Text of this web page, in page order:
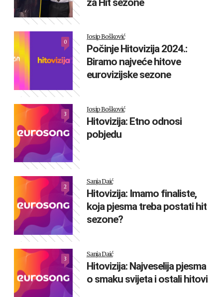
0
Josip Bošković
Počinje Hitovizija 2024.:
Biramo najveće hitove
eurovizijske sezone
3
Josip Bošković
Hitovizija: Etno odnosi
pobjedu
2
Sanja Daić
Hitovizija: Imamo finaliste,
koja pjesma treba postati hit
sezone?
3
Sanja Daić
Hitovizija: Najveselija pjesma
o smaku svijeta i ostali hitovi